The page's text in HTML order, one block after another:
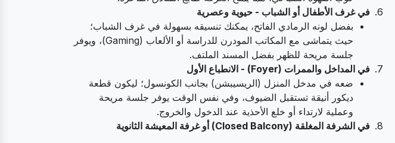
في غرف الأطفال أو الشباب - حيوية وعصرية
بفضل لونه الرمادي الفاتح، يمكنك تنسيقه بسهولة في غرف الشباب؛
حيث يتماشى مع المكاتب المودرن للدراسة أو الألعاب (Gaming)، ويوفر
جلسة مريحة للظهر بفضل المسند الملتف.
في المداخل والممرات (Foyer) - الانطباع الأول
ضعه في مدخل المنزل (الريسيبشن) بجانب الكونسول؛ ليكون قطعة
ديكور أنيقة تستقبل الضيوف، وفي نفس الوقت يوفر جلسة مريحة
وعملية لارتداء أو خلع الأحذية عند الدخول والخروج.
في الشرفة المغلقة (Closed Balcony) أو غرفة المعيشة الثانوية